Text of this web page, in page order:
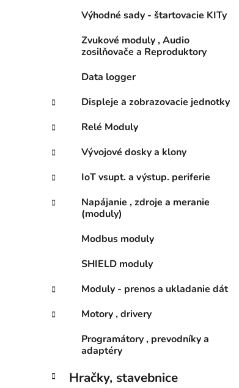
Výhodné sady - štartovacie KITy
Zvukové moduly , Audio
zosilňovače a Reproduktory
Data logger
Displeje a zobrazovacie jednotky
Relé Moduly
Vývojové dosky a klony
IoT vsupt. a výstup. periferie
Napájanie , zdroje a meranie
(moduly)
Modbus moduly
SHIELD moduly
Moduly - prenos a ukladanie dát
Motory , drivery
Programátory , prevodníky a
adaptéry
Hračky, stavebnice